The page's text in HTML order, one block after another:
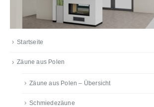
Startseite
Zäune aus Polen
Zäune aus Polen – Übersicht
Schmiedezäune